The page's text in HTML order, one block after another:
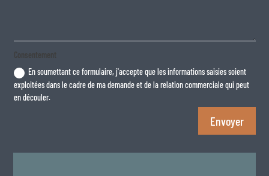
Consentement
En soumettant ce formulaire, j'accepte que les informations saisies soient
exploitées dans le cadre de ma demande et de la relation commerciale qui peut
en découler.
Envoyer